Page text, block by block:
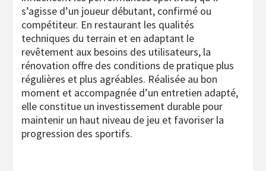
s’agisse d’un joueur débutant, confirmé ou
compétiteur. En restaurant les qualités
techniques du terrain et en adaptant le
revêtement aux besoins des utilisateurs, la
rénovation offre des conditions de pratique plus
régulières et plus agréables. Réalisée au bon
moment et accompagnée d’un entretien adapté,
elle constitue un investissement durable pour
maintenir un haut niveau de jeu et favoriser la
progression des sportifs.